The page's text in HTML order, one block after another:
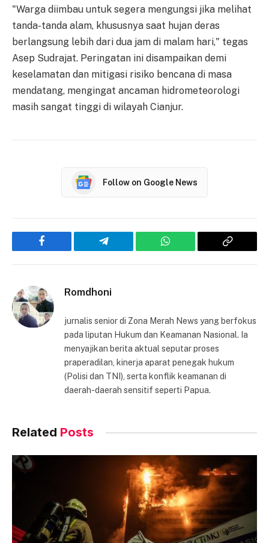
"Warga diimbau untuk segera mengungsi jika melihat
tanda-tanda alam, khususnya saat hujan deras
berlangsung lebih dari dua jam di malam hari," tegas
Asep Sudrajat. Peringatan ini disampaikan demi
keselamatan dan mitigasi risiko bencana di masa
mendatang, mengingat ancaman hidrometeorologi
masih sangat tinggi di wilayah Cianjur.
Follow on Google News
Facebook Telegram WhatsApp
Copy
Romdhoni
jurnalis senior di Zona Merah News yang berfokus
pada liputan Hukum dan Keamanan Nasional. Ia
menyajikan berita aktual seputar proses
praperadilan, kinerja aparat penegak hukum
(Polisi dan TNI), serta konflik keamanan di
daerah-daerah sensitif seperti Papua.
Related Posts